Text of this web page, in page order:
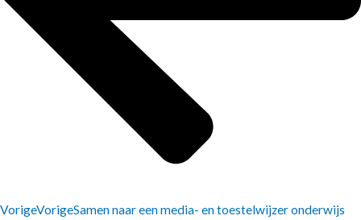
VorigeVorigeSamen naar een media- en toestelwijzer onderwijs